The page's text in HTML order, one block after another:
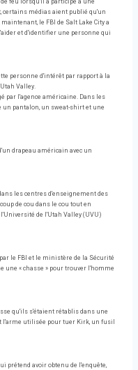
feu lorsqu'il a participé à une
certains médias aient publié qu'un
le FBI de Salt Lake City a
et d'identifier une personne qui
personne d'intérêt par rapport à la
Valley.
par l'agence américaine. Dans les
un pantalon, un sweat-shirt et une
drapeau américain avec un
les centres d'enseignement des
de cou dans le cou tout en
de l'Utah Valley (UVU)
le FBI et le ministère de la Sécurité
une « chasse » pour trouver l'homme
qu'ils s'étaient rétablis dans une
l'arme utilisée pour tuer Kirk, un fusil
prétend avoir obtenu de l'enquête,